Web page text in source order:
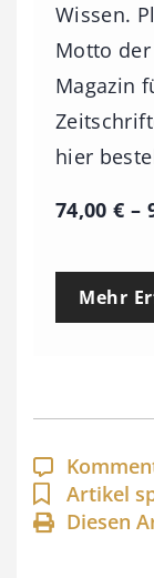
Wissen.
Motto
Magazin
hier
74,00€ –
Mehr
Artikel
Diesen